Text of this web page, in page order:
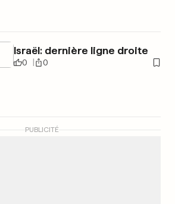
Israël: dernière ligne droite
0 0
PUBLICITÉ